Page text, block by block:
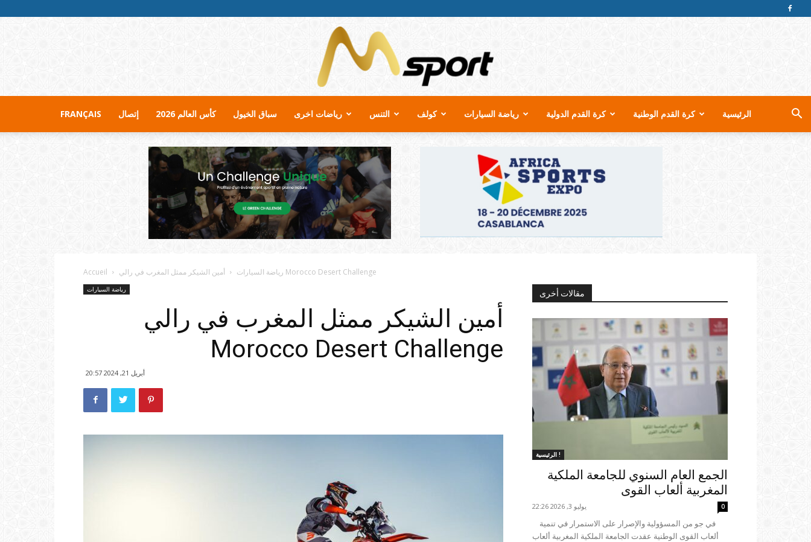
MSport.ma
FRANÇAIS إتصال كأس العالم 2026 سباق الخيول رياضات اخرى التنس كولف رياضة السيارات كرة القدم الدولية كرة القدم الوطنية الرئيسية
Accueil رياضة السيارات أمين الشيكر ممثل المغرب في رالي Morocco Desert Challenge
رياضة السيارات
أمين الشيكر ممثل المغرب في رالي
Morocco Desert Challenge
أبريل 21, 2024 20:57
مقالات أخرى
الرئيسية !
الجمع العام السنوي للجامعة الملكية
المغربية ألعاب القوى
يوليو 3, 2026 22:26 0
ألعاب القوى الوطنية عقدت الجامعة الملكية المغربية ألعاب